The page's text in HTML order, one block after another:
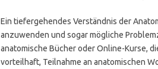
Ein tiefergehendes Verständnis der
anzuwenden und sogar mögliche
anatomische Bücher oder Online-Kurse,
vorteilhaft, Teilnahme an anatomischen